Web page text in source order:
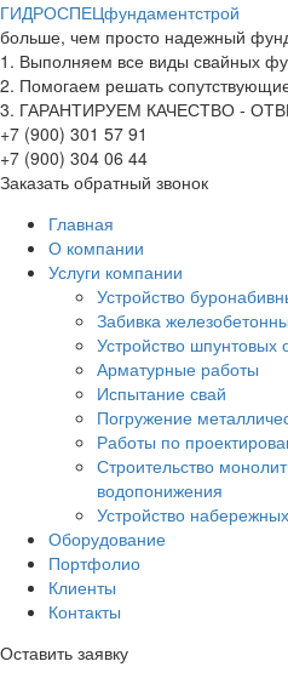
ГИДРОСПЕЦфундаментстрой
больше, чем просто надежный
1. Выполняем все виды свайных
2. Помогаем решать
3. ГАРАНТИРУЕМ КАЧЕСТВО -
+7 (900) 301 57 91
+7 (900) 304 06 44
Заказать обратный звонок
Главная
О компании
Услуги компании
Устройство
Забивка
Устройство шпунтовых
Арматурные работы
Испытание свай
Погружение
Работы по
Строительство
водопонижения
Устройство
Оборудование
Портфолио
Клиенты
Контакты
Оставить заявку